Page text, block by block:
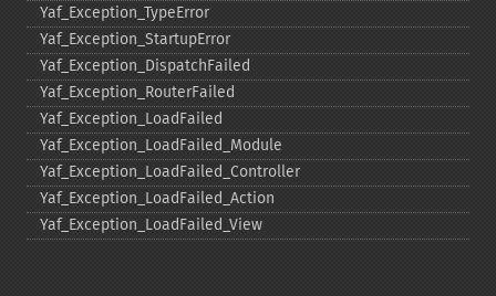
Yaf_​Exception_​TypeError
Yaf_​Exception_​StartupError
Yaf_​Exception_​DispatchFailed
Yaf_​Exception_​RouterFailed
Yaf_​Exception_​LoadFailed
Yaf_​Exception_​LoadFailed_​Module
Yaf_​Exception_​LoadFailed_​Controller
Yaf_​Exception_​LoadFailed_​Action
Yaf_​Exception_​LoadFailed_​View